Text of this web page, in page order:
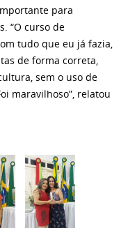
para
“O curso de
tudo que eu já fazia,
de forma correta,
sem o uso de
maravilhoso”, relatou